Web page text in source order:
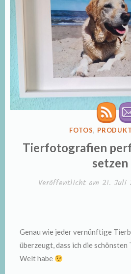
VERÖFFENTLICHT
FOTOS,
Tierfotografien
setzen
Veröffentlicht am 21. Juli
Genau wie jeder vernünftige
überzeugt, dass ich die schönsten
Welt habe